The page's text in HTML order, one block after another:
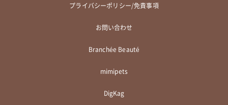
プライバシーポリシー/免責事項
お問い合わせ
Branchée Beauté
mimipets
DigKag